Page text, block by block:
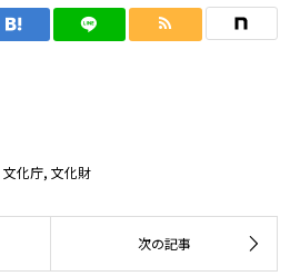
文化庁, 文化財